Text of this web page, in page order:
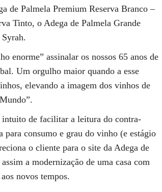
de Palmela Premium Reserva Branco –
Tinto, o Adega de Palmela Grande
enorme” assinalar os nossos 65 anos de
Um orgulho maior quando a esse
elevando a imagem dos vinhos de
intuito de facilitar a leitura do contra-
para consumo e grau do vinho (e estágio
o cliente para o site da Adega de
a modernização de uma casa com
novos tempos.